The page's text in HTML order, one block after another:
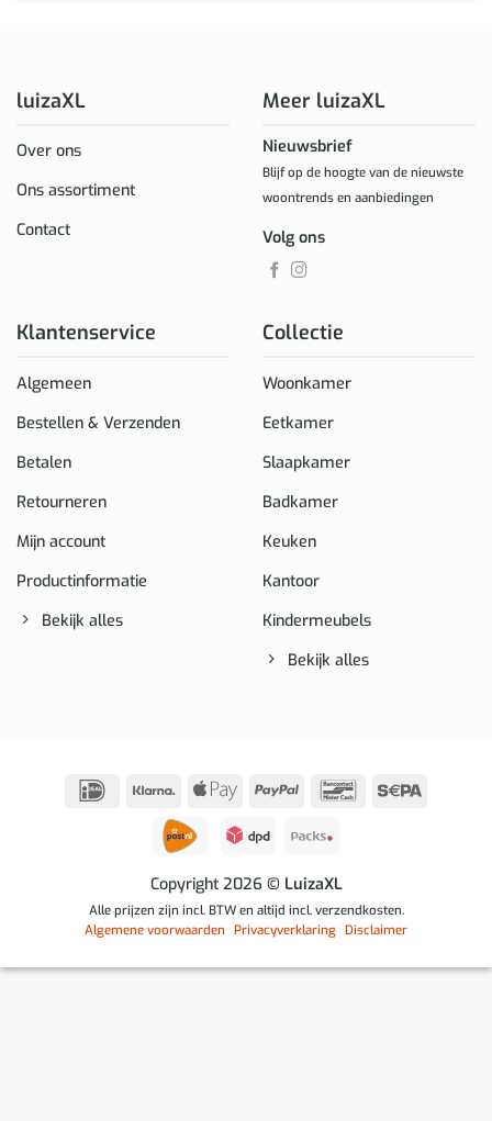
luizaXL
Over ons
Ons assortiment
Contact
Klantenservice
Algemeen
Bestellen & Verzenden
Betalen
Retourneren
Mijn account
Productinformatie
Bekijk alles
Collectie
Woonkamer
Eetkamer
Slaapkamer
Badkamer
Keuken
Kantoor
Kindermeubels
Bekijk alles
Meer luizaXL
Nieuwsbrief
Blijf op de hoogte van de nieuwste
woontrends en aanbiedingen
Volg ons
IDeal Klarna
Apple
PayPal Bancontact
Copyright 2026 © LuizaXL
Alle prijzen zijn incl. BTW en altijd incl. verzendkosten.
Algemene voorwaarden Privacyverklaring Disclaimer